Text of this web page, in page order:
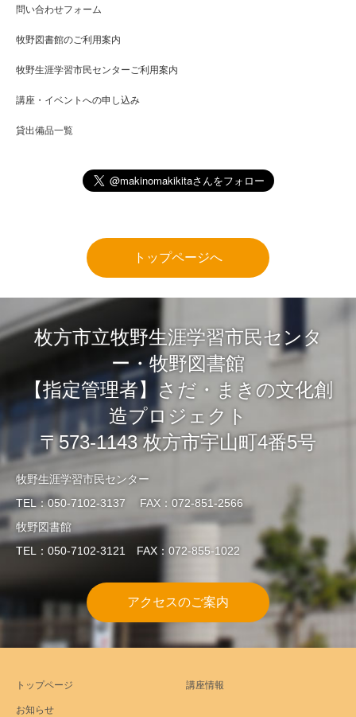
問い合わせフォーム
牧野図書館のご利用案内
牧野生涯学習市民センターご利用案内
講座・イベントへの申し込み
貸出備品一覧
トップページへ
枚方市立牧野生涯学習市民センタ
ー・牧野図書館
【指定管理者】さだ・まきの文化創
造プロジェクト
〒573-1143 枚方市宇山町4番5号
牧野生涯学習市民センター
TEL：050-7102-3137 FAX：072-851-2566
牧野図書館
TEL：050-7102-3121 FAX：072-855-1022
アクセスのご案内
トップページ
お知らせ
講座情報